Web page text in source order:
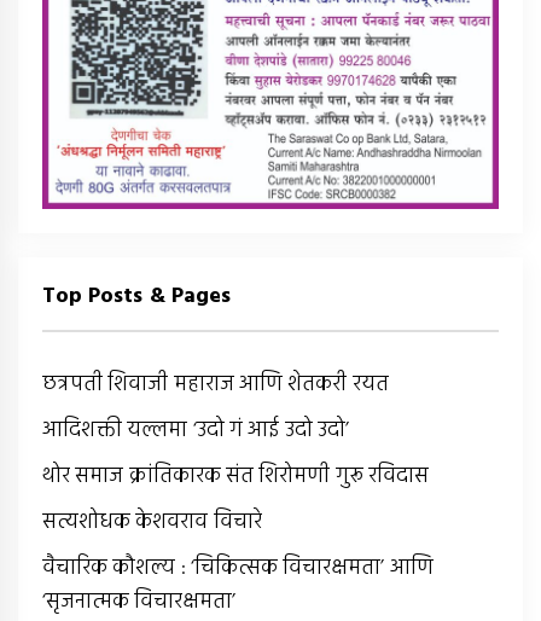
Top Posts & Pages
छत्रपती शिवाजी महाराज आणि शेतकरी रयत
आदिशक्ती यल्लमा ‘उदो गं आई उदो उदो’
थोर समाज क्रांतिकारक संत शिरोमणी गुरू रविदास
सत्यशोधक केशवराव विचारे
वैचारिक कौशल्य : ‘चिकित्सक विचारक्षमता’ आणि
‘सृजनात्मक विचारक्षमता’